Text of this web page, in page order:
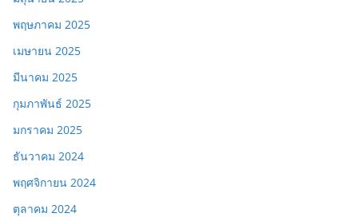
พฤษภาคม 2025
เมษายน 2025
มีนาคม 2025
กุมภาพันธ์ 2025
มกราคม 2025
ธันวาคม 2024
พฤศจิกายน 2024
ตุลาคม 2024